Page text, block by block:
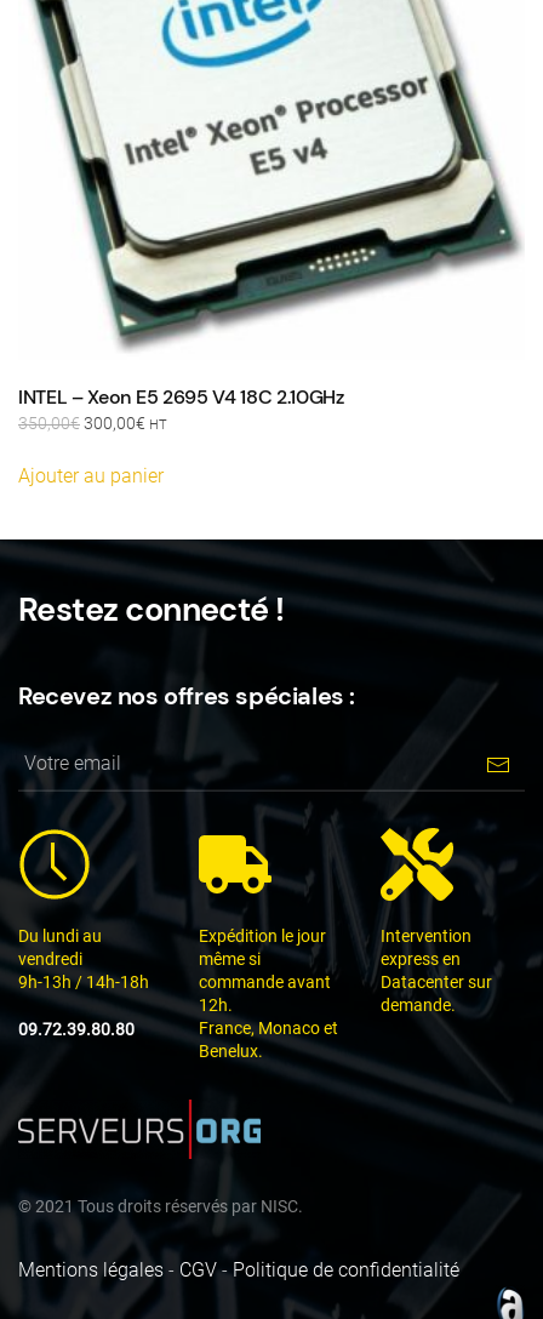
INTEL – Xeon E5 2695 V4 18C 2.10GHz
350,00€Le
initial
300,00€ Le
actuel
HT
Ajouter au panier
Restez connecté !
Recevez nos offres spéciales :
Du lundi au
vendredi
9h-13h / 14h-18h
09.72.39.80.80
Expédition le jour
même si
commande avant
12h.
France, Monaco et
Benelux.
Intervention
express en
Datacenter sur
demande.
©2021 Tous droits réservés par NISC.
Mentions légales - CGV-Politique de confidentialité